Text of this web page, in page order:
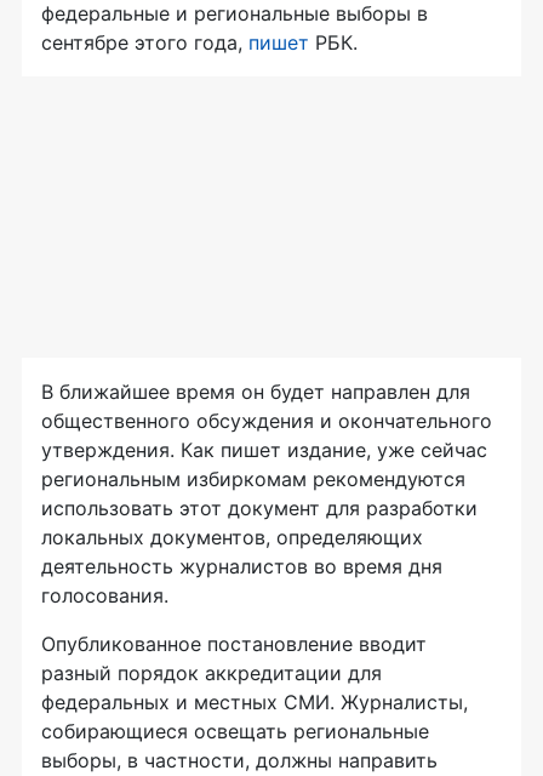
федеральные и региональные выборы в
сентябре этого года, пишет РБК.
В ближайшее время он будет направлен для
общественного обсуждения и окончательного
утверждения. Как пишет издание, уже сейчас
региональным избиркомам рекомендуются
использовать этот документ для разработки
локальных документов, определяющих
деятельность журналистов во время дня
голосования.
Опубликованное постановление вводит
разный порядок аккредитации для
федеральных и местных СМИ. Журналисты,
собирающиеся освещать региональные
выборы, в частности, должны направить